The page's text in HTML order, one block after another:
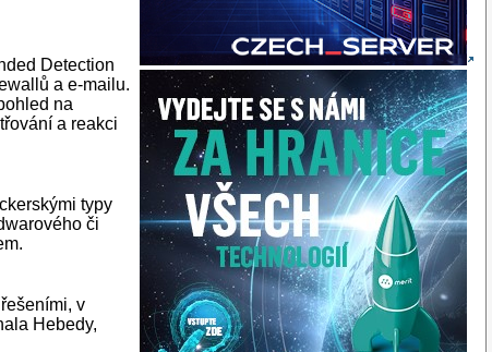
Detection
a e-mailu.
na
a reakci
typy
či
v
Hebedy,